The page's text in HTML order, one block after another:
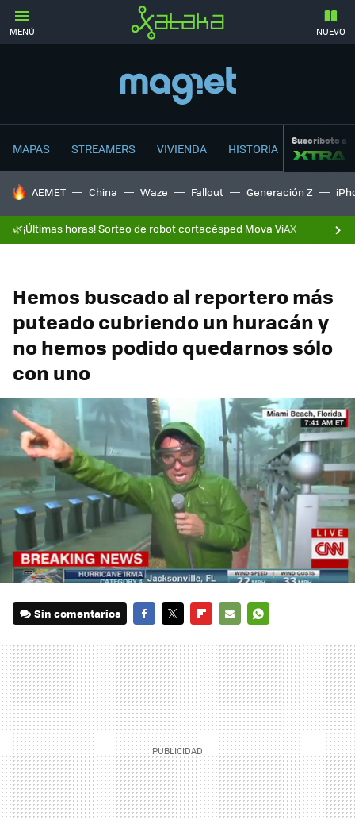
MENÚ NUEVO
MAPAS STREAMERS VIVIENDA HISTORIA Suscríbete a
HOY SE HABLA DE
AEMET China Waze Fallout Generación Z
🌿¡Últimas horas! Sorteo de robot cortacésped Mova ViAX
Hemos buscado al reportero más
puteado cubriendo un huracán y
no hemos podido quedarnos sólo
con uno
Sin comentarios
MAIL